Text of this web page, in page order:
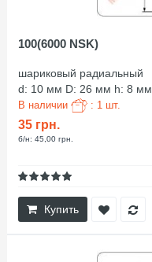
100(6000 NSK)
шариковый радиальный
d: 10 мм D: 26 мм h: 8 мм
В наличии : 1 шт.
35 грн.
б/н: 45,00 грн.
Купить